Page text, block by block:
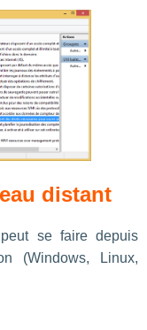
distant
se faire depuis
(Windows, Linux,